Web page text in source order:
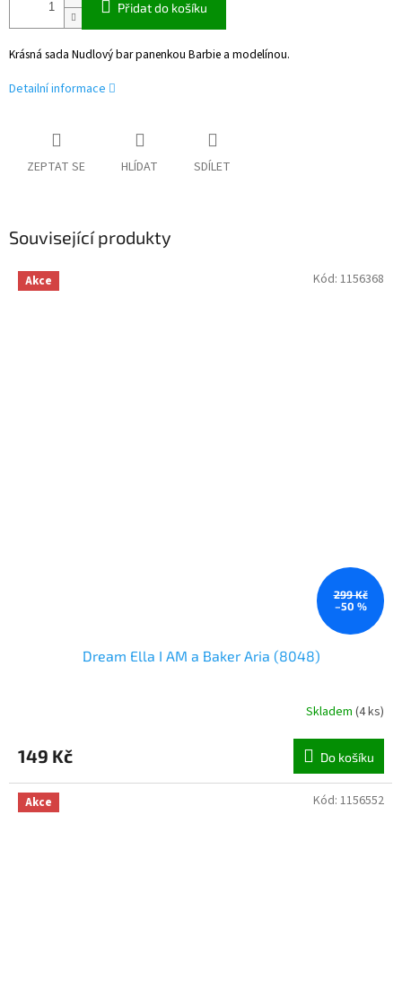
Přidat do košíku
Krásná sada Nudlový bar panenkou Barbie a modelínou.
Detailní informace
ZEPTAT SE HLÍDAT SDÍLET
Související produkty
Akce
299 Kč
–50 %
Dream Ella I AM a Baker Aria (8048)
Skladem (4 ks)
149 Kč Do košíku
Kód: 1156368
Akce Kód: 1156552